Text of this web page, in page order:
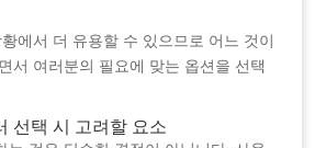
에서 더 유용할 수 있으므로 어느 것이
서 여러분의 필요에 맞는 옵션을 선택
선택 시 고려할 요소